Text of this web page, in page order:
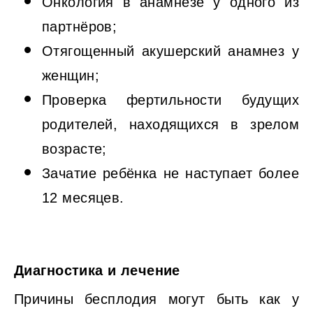
партнёров;
Отягощенный акушерский анамнез у
женщин;
Проверка фертильности будущих
родителей, находящихся в зрелом
возрасте;
Зачатие ребёнка не наступает более
12 месяцев.
Диагностика и лечение
Причины бесплодия могут быть как у